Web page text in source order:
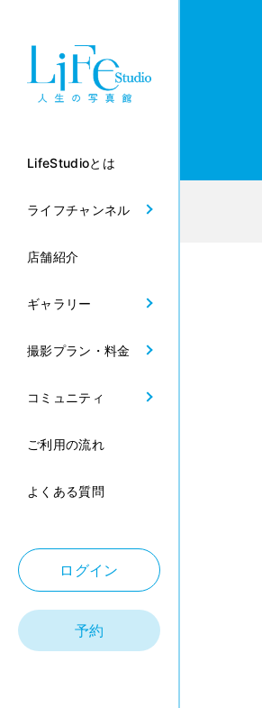
LifeStudioとは
ライフチャンネル
店舗紹介
ギャラリー
撮影プラン・料金
コミュニティ
ご利用の流れ
よくある質問
ログイン
予約